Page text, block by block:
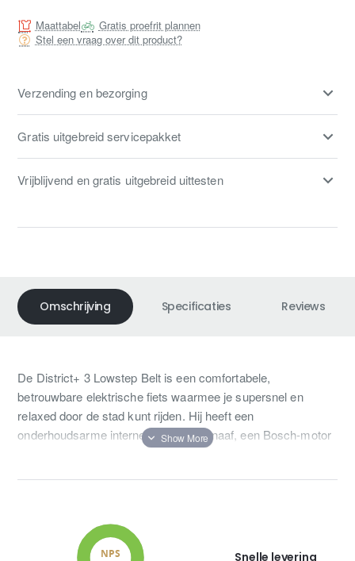
Maattabel
Gratis proefrit plannen
Stel een vraag over dit product?
Verzending en bezorging
Gratis uitgebreid servicepakket
Vrijblijvend en gratis uitgebreid uittesten
Omschrijving Specificaties Reviews
De District+ 3 Lowstep Belt is een comfortabele,
betrouwbare elektrische fiets waarmee je supersnel en
relaxed door de stad kunt rijden. Hij heeft een
onderhoudsarme interne versnellingsnaaf, een Bosch-motor
geïntegreerde verlichting, bagagedrager én een
onderhoudsarme riemaandrijving. Je zoekt een betrouwbare,
Snelle levering